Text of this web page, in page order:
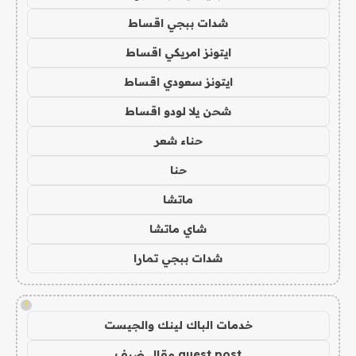
شدات ببجي اقساط
ايتونز امريكي اقساط
ايتونز سعودي اقساط
شحن يلا لودو اقساط
حناء شعر
حنا
ماتشا
شاي ماتشا
شدات ببجي تمارا
!
خدمات الباك لينك والجيست